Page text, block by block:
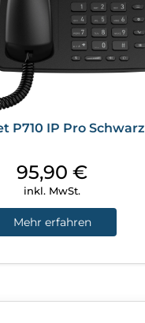
P710 IP Pro Schwarz
95,90€
inkl. MwSt.
Mehr erfahren